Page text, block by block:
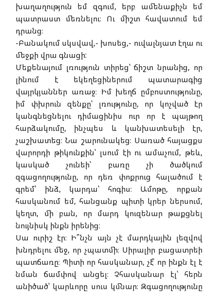
խաղաղություն եմ զգում, երբ ամենաքիչն եմ
պատրաստ մեռնելու։ Ու միշտ հավատում եմ
դրանց։
-Բանակում սկսվավ,- խոսեց,- ուվալնյատ էղա ու
մեջքի վրա գնացի:
Մեքենայում լռություն տիրեց՝ ճիշտ նրանից, որ
լինում է եկեղեցիներում պատարագից
վայրկյաններ առաջ։ Իմ խեղճ ըմբոստությունը,
իմ փխրուն զենքը՝ լռությունը, որ կոչված էր
կանգնեցնելու դիմացինիս ուր որ է պայթող
հարձակումը, ինչպես և կանխատեսելի էր,
չաշխատեց։ Նա շարունակեց։ Սառած հայացքս
վարորդի թիկունքին՝ լսում էի ու ամաչում, թեև,
կասկած չունեի՝ բառը չի ծածկում
զգացողությունը, որ դեռ փոքրուց հալածում է
գրեմ՝ ինձ, կարդա՝ հոգիս։ Ամոթը, որքան
հասկանում եմ, հանցանք պիտի կրեր ներսում,
կեղտ, մի բան, որ մարդ կուզենար թաքցնել
նույնիսկ ինքն իրենից։
Սա ուրիշ էր։ Ի՞նչն այն չէ մարդկային լեզվով
խնդրելու մեջ, որ չպատմի։ Սիրալիր բացատրեի
պատճառը։ Պիտի որ հասկանար, չէ՞ որ ինքն էլ է
նման ճամփով անցել։ Չհասկանար էլ՝ հերն
անիծած՝ կարևորը սուս կմնար։ Զգացողությունը